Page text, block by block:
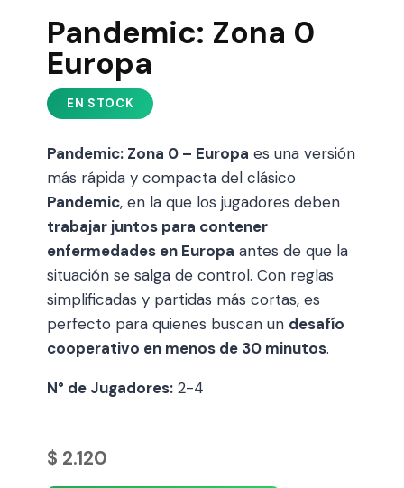
Pandemic: Zona 0
Europa
Pandemic: Zona 0 – Europa es una versión
más rápida y compacta del clásico
Pandemic, en la que los jugadores deben
trabajar juntos para contener
enfermedades en Europa antes de que la
situación se salga de control. Con reglas
simplificadas y partidas más cortas, es
perfecto para quienes buscan un desafío
cooperativo en menos de 30 minutos.
N° de Jugadores: 2-4
$ 2.120